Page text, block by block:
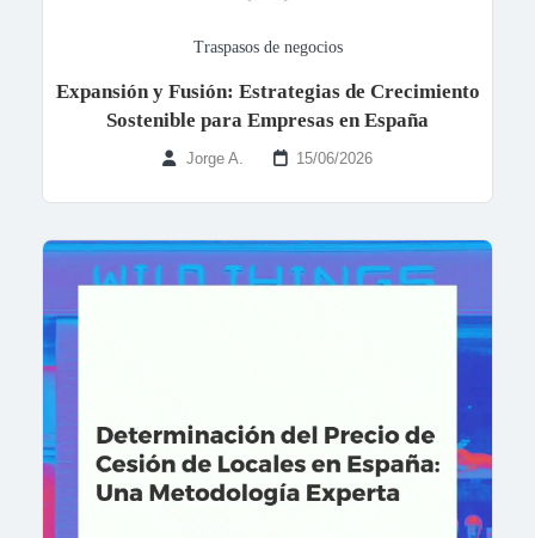
Traspasos de negocios
Expansión y Fusión: Estrategias de Crecimiento
Sostenible para Empresas en España
Jorge A. 15/06/2026